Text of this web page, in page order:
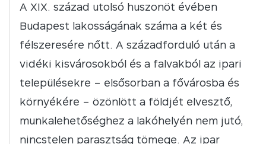
A XIX. század utolsó huszonöt évében
Budapest lakosságának száma a két és
félszeresére nőtt. A századforduló után a
vidéki kisvárosokból és a falvakból az ipari
településekre – elsősorban a fővárosba és
környékére – özönlött a földjét elvesztő,
munkalehetőséghez a lakóhelyén nem jutó,
nincstelen parasztság tömege. Az ipar